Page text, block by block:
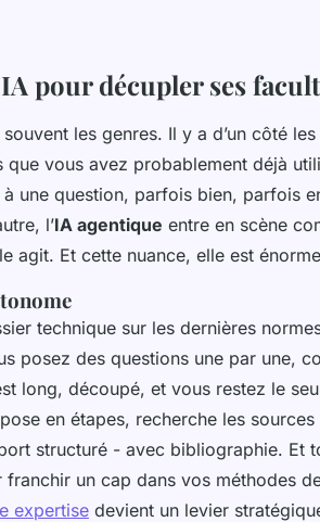
pour décupler ses
les genres. Il y a d’un côté
vous avez probablement déjà
une question, parfois bien, parfois
l’IA agentique entre en scène
agit. Et cette nuance, elle est
technique sur les dernières
posez des questions une par une,
long, découpé, et vous restez le
en étapes, recherche les
structuré - avec bibliographie. Et
un cap dans vos méthodes
expertise devient un levier